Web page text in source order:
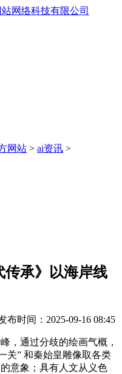
网站 > ai资讯 >
传承》以海岸线
布时间：2025-09-16 08:45
通过分歧的绘画气概，
关” 和秦始皇雕像取各类
意象；具有人文从义色